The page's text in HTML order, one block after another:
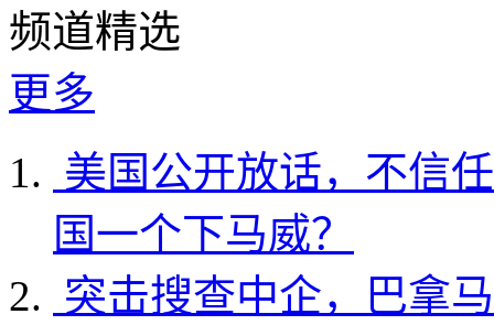
频道精选
更多
美国公开放话，不信
国一个下马威？
突击搜查中企，巴拿